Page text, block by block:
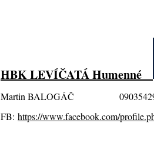
HBK LEVÍČATÁ Humenné
Martin BALOGÁČ
FB: https://www.facebook.com/